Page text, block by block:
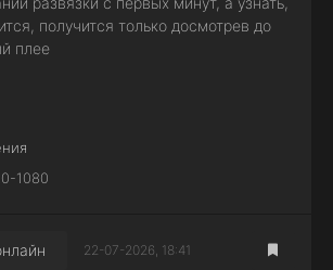
получится только досмотрев до
плее
1080
22-07-2026, 18:41